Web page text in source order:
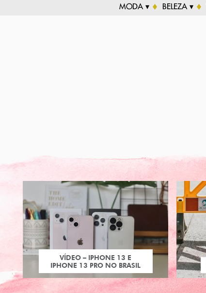
MODA ▾ BELEZA ▾
VÍDEO – IPHONE 13 E
IPHONE 13 PRO NO BRASIL